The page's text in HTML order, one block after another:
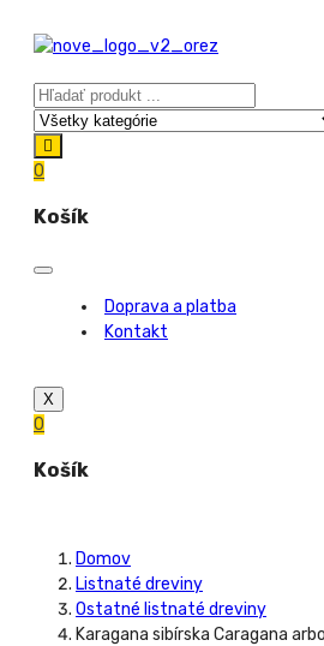
0
Košík
Doprava a platba
Kontakt
X
0
Košík
Domov
Listnaté dreviny
Ostatné listnaté dreviny
Karagana sibírska Caragana